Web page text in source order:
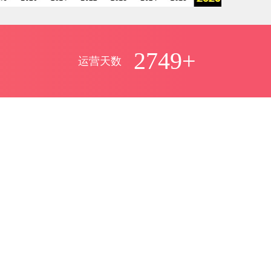
运营天数 2749+